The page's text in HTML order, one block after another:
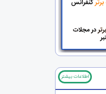
اطلاعات بیشتر